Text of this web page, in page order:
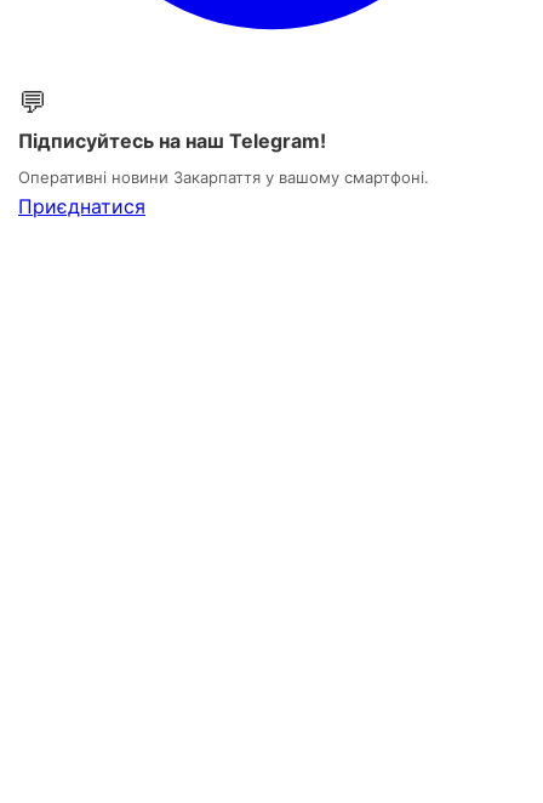
💬
Підписуйтесь на наш Telegram!
Оперативні новини Закарпаття у вашому смартфоні.
Приєднатися